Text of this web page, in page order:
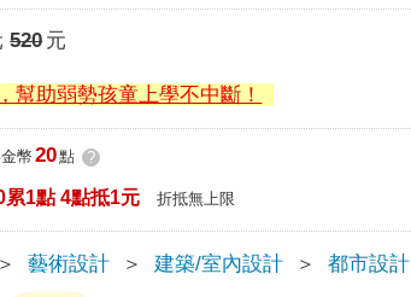
520元
幫助弱勢孩童上學不中斷！
幣 20點 ?
累1點 4點抵1元 折抵無上限
＞ 藝術設計 ＞ 建築/室內設計 ＞ 都市設計